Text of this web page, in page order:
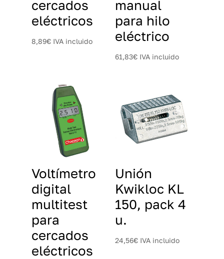
cercados
eléctricos
8,89€ IVA incluido
manual
para hilo
eléctrico
61,83€ IVA incluido
Voltímetro
digital
multitest
para
cercados
eléctricos
Unión
Kwikloc KL
150, pack 4
u.
24,56€ IVA incluido